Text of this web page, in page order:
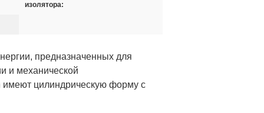
изолятора:
предназначенных для
и механической
имеют цилиндрическую форму с